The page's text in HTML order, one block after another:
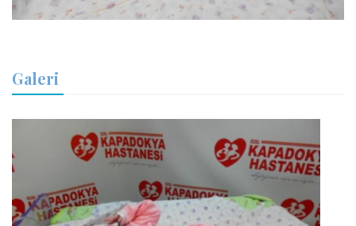
Galeri